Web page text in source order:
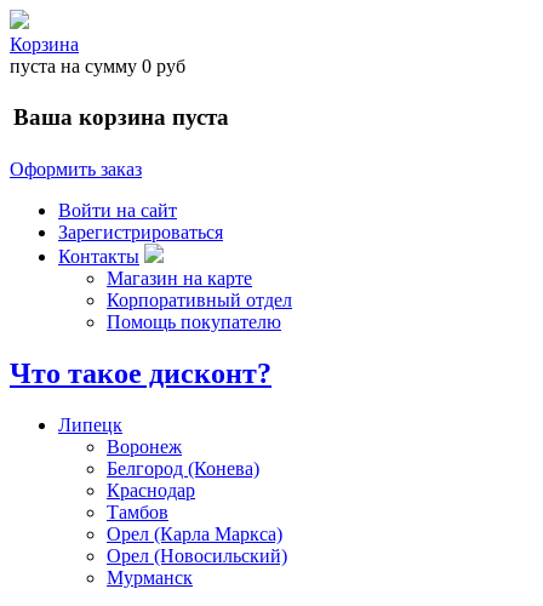
Корзина
пуста на сумму 0 руб
Ваша корзина пуста
Оформить заказ
Войти на сайт
Зарегистрироваться
Контакты
Магазин на карте
Корпоративный отдел
Помощь покупателю
Что такое дисконт?
Липецк
Воронеж
Белгород (Конева)
Краснодар
Тамбов
Орел (Карла Маркса)
Орел (Новосильский)
Мурманск